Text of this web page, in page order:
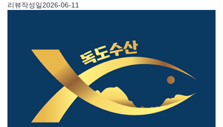
리뷰작성일2026-06-11